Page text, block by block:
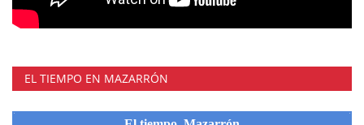
EL TIEMPO EN MAZARRÓN